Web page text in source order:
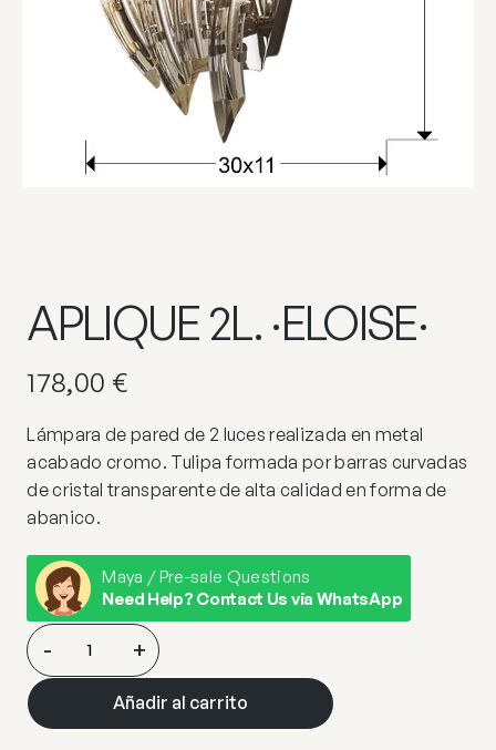
APLIQUE 2L. ·ELOISE·
178,00 €
Lámpara de pared de 2 luces realizada en metal
acabado cromo. Tulipa formada por barras curvadas
de cristal transparente de alta calidad en forma de
abanico.
Maya / Pre-sale Questions
Need Help? Contact Us via WhatsApp
APLIQUE
2L.
·ELOISE·
cantidad
- +
Añadir al carrito